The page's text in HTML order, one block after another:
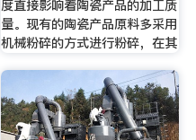
度直接影响着陶瓷产品的加工质
量。现有的陶瓷产品原料多采用
机械粉碎的方式进行粉碎，在其